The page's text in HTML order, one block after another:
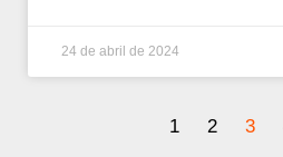
24 de abril de 2024
1 2 3